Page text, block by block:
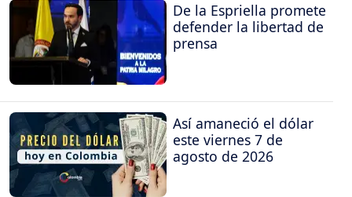
De la Espriella promete
defender la libertad de
prensa
Así amaneció el dólar
este viernes 7 de
agosto de 2026